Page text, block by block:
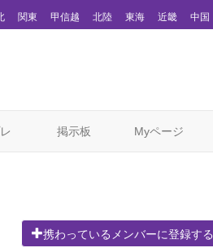
関東 甲信越 北陸 東海 近畿 中国
掲示板 Myページ
携わっているメンバーに登録する